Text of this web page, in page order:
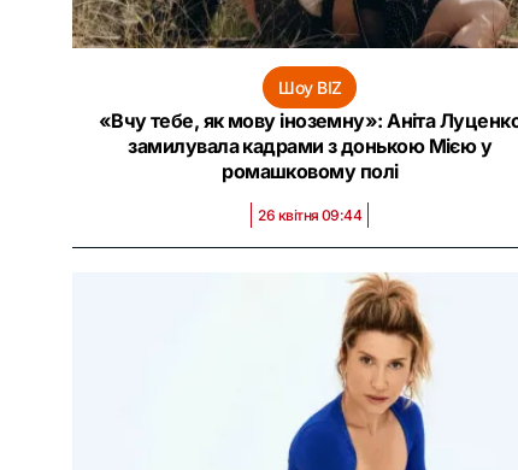
Шоу BIZ
«Вчу тебе, як мову іноземну»: Аніта
замилувала кадрами з донькою Мією у
ромашковому полі
26 квітня 09:44